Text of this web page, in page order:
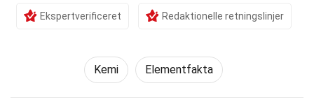
Ekspertverificeret Redaktionelle retningslinjer
Kemi Elementfakta